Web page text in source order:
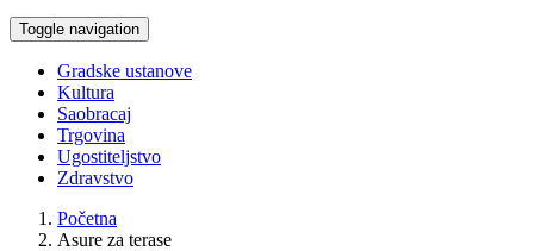
Toggle navigation
Gradske ustanove
Kultura
Saobracaj
Trgovina
Ugostiteljstvo
Zdravstvo
Početna
Asure za terase